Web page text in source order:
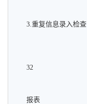
3.重复信息录入检查
32
报表